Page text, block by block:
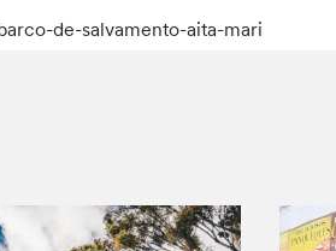
de-salvamento-aita-mari